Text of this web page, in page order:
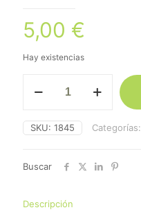
5,00 €
Hay existencias
Incienso
Pirámide
Blanco
cantidad
SKU: 1845 Categorías:
Buscar
Descripción